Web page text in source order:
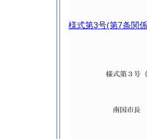
様式第3号(第7条関